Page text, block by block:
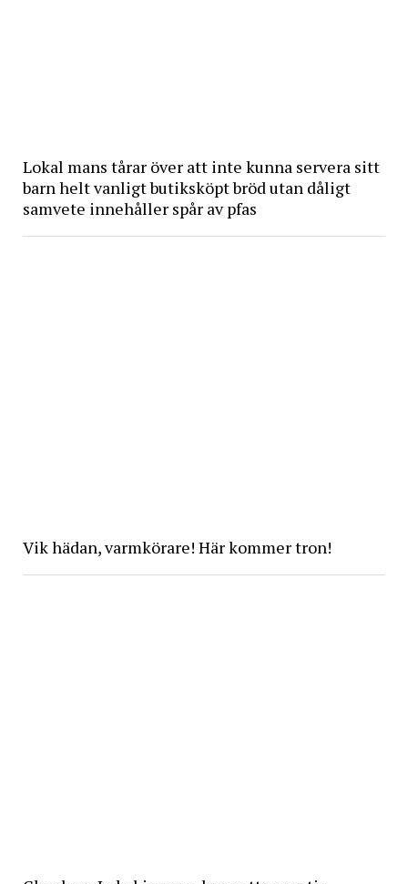
Lokal mans tårar över att inte kunna servera sitt
barn helt vanligt butiksköpt bröd utan dåligt
samvete innehåller spår av pfas
Vik hädan, varmkörare! Här kommer tron!